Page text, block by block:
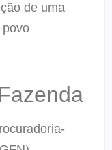
de uma